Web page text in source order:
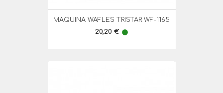
MAQUINA WAFLES TRISTAR WF-1165
Preço
20,20 € lens